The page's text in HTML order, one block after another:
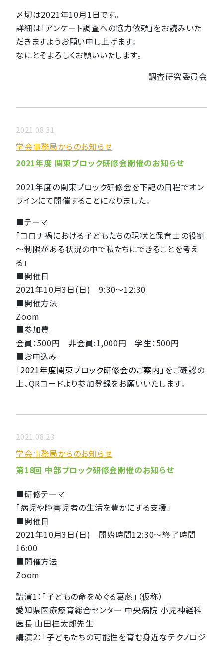
〆切は2021年10月1日です。
詳細は「アンケート調査への協力依頼」をお読みいた
だきますようお願い申し上げます。
なにとぞよろしくお願いいたします。
調査研究委員会
2021.08.31
学会事務局からのお知らせ
2021年度 関東ブロック研修会開催のお知らせ
2021年度の関東ブロック研修会を下記の日程でオン
ラインにて開催することになりました。
■テーマ
「コロナ禍における子どもたちの現状と保育士の役割
～制限がある状況の中で私たちにできることを考え
る」
■開催日
2021年10月3日(日) 9:30〜12:30
■開催方法
Zoom
■参加費
会員：500円 非会員:1,000円 学生：500円
■お申込み
「2021年度関東ブロック研修会のご案内」をご確認の
上、QRコードより参加登録をお願いいたします。
2021.08.23
学会事務局からのお知らせ
第18回 中部ブロック研修会開催のお知らせ
■研修テーマ
「病児や障害児者の生活を豊かにする支援」
■開催日
2021年10月3日(日) 開始時間12:30〜終了時間
16:00
■開催方法
Zoom
講演1：「子どもの命をめぐる葛藤」（仮称）
愛知県医療療育総合センター 中央病院 小児神経科
医長 山田桂太郎先生
講演2：「子どもたちの可能性を育む身近なテクノロジ